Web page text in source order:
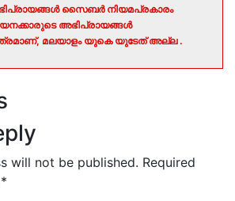
സൈബർ നിയമപ്രകാരം
അഭിപ്രായങ്ങൾ
മലയാളം യുകെ യുടേത് അല്ല .
will not be published. Required
*